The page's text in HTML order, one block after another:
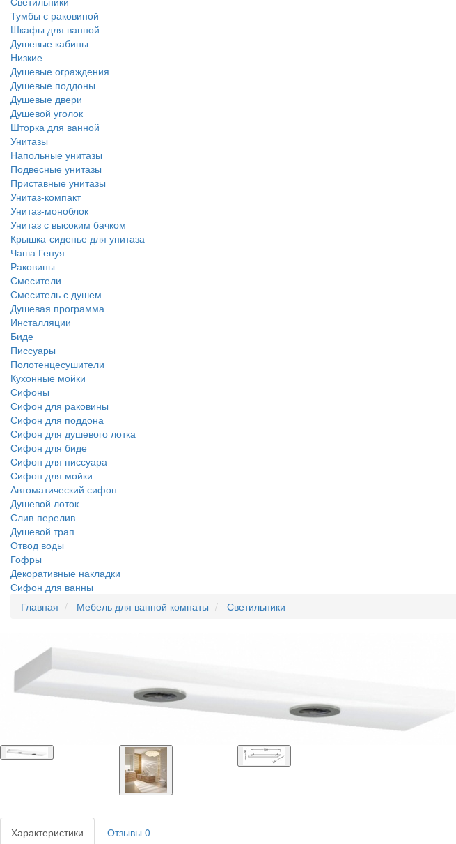
Тумбы с раковиной
Шкафы для ванной
Душевые кабины
Низкие
Душевые ограждения
Душевые поддоны
Душевые двери
Душевой уголок
Шторка для ванной
Унитазы
Напольные унитазы
Подвесные унитазы
Приставные унитазы
Унитаз-компакт
Унитаз-моноблок
Унитаз с высоким бачком
Крышка-сиденье для унитаза
Чаша Генуя
Раковины
Смесители
Смеситель с душем
Душевая программа
Инсталляции
Биде
Писсуары
Полотенцесушители
Кухонные мойки
Сифоны
Сифон для раковины
Сифон для поддона
Сифон для душевого лотка
Сифон для биде
Сифон для писсуара
Сифон для мойки
Автоматический сифон
Душевой лоток
Слив-перелив
Душевой трап
Отвод воды
Гофры
Декоративные накладки
Сифон для ванны
Главная
Мебель для ванной комнаты Светильники
Характеристики
Отзывы 0